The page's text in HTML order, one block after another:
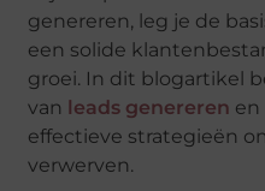
genereren, leg je de
een solide
groei. In dit blogartikel
van
leads genereren en
effectieve strategieën
verwerven.